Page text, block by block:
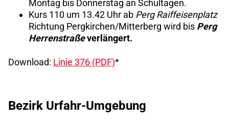
Montag bis Donnerstag an Schultagen.
Kurs 110 um 13.42 Uhr ab Perg Raiffeisenplatz
Richtung Pergkirchen/Mitterberg wird bis Perg
Herrenstraßeverlängert.
Download: Linie 376 (PDF)*
Bezirk Urfahr-Umgebung